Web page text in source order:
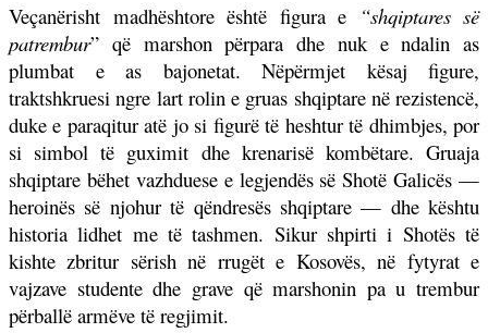
Veçanërisht madhështore është figura e “shqiptares së
patrembur” që marshon përpara dhe nuk e ndalin as
plumbat e as bajonetat. Nëpërmjet kësaj figure,
traktshkruesi ngre lart rolin e gruas shqiptare në rezistencë,
duke e paraqitur atë jo si figurë të heshtur të dhimbjes, por
si simbol të guximit dhe krenarisë kombëtare. Gruaja
shqiptare bëhet vazhduese e legjendës së Shotë Galicës —
heroinës së njohur të qëndresës shqiptare — dhe kështu
historia lidhet me të tashmen. Sikur shpirti i Shotës të
kishte zbritur sërish në rrugët e Kosovës, në fytyrat e
vajzave studente dhe grave që marshonin pa u trembur
përballë armëve të regjimit.